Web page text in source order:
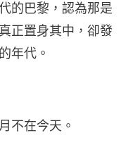
的巴黎，認為那是
正置身其中，卻發
年代。
不在今天。